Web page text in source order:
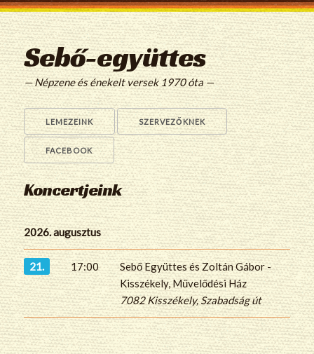
Sebő-együttes
— Népzene és énekelt versek 1970 óta —
LEMEZEINK SZERVEZŐKNEK
FACEBOOK
Koncertjeink
2026. augusztus
21. 17:00
Sebő Együttes és Zoltán Gábor -
Kisszékely, Művelődési Ház
7082 Kisszékely, Szabadság út